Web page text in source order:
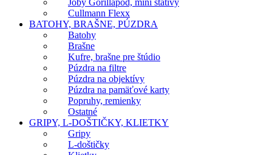
Joby Gorillapod, mini statívy
Cullmann Flexx
BATOHY, BRAŠNE, PÚZDRA
Batohy
Brašne
Kufre, brašne pre štúdio
Púzdra na filtre
Púzdra na objektívy
Púzdra na pamäťové karty
Popruhy, remienky
Ostatné
GRIPY, L-DOŠTIČKY, KLIETKY
Gripy
L-doštičky